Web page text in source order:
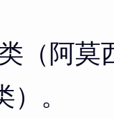
（阿莫
。